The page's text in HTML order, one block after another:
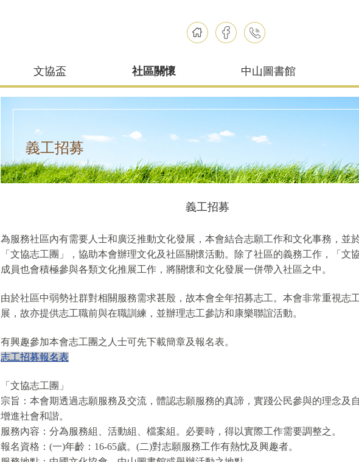
文協盃 社區關懷 中山圖書館
義工招募
義工招募
為服務社區內有需要人士和廣泛推動文化發展，本會結合志願工作和文化事務，並
「文協志工團」，協助本會辦理文化及社區關懷活動。除了社區的義務工作，「文
成員也會積極參與各類文化推展工作，將關懷和文化發展一併帶入社區之中。
由於社區中弱勢社群對相關服務需求甚殷，故本會全年招募志工。本會非常重視志
展，故亦提供志工職前與在職訓練，並辦理志工參訪和康樂聯誼活動。
有興趣參加本會志工團之人士可先下載簡章及報名表。
志工招募報名表
「文協志工團」
宗旨：本會期透過志願服務及交流，體認志願服務的真諦，實踐公民參與的理念及
增進社會和諧。
服務內容：分為服務組、活動組、檔案組。必要時，得以實際工作需要調整之。
報名資格： (一)年齡：16-65歲。 (二)對志願服務工作有熱忱及興趣者。